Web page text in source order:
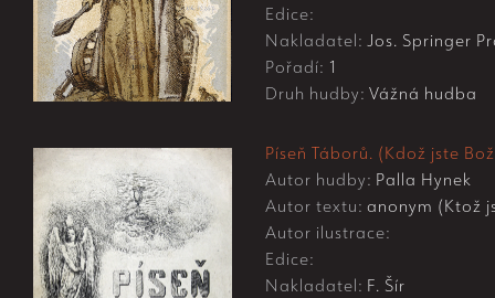
Edice:
Nakladatel: Jos. Springer
Pořadí: 1
Druh hudby: Vážná hudba
Píseň Táborů. (Kdož jste
Autor hudby: Palla Hynek
Autor textu: anonym (Ktož
Autor ilustrace:
Edice:
Nakladatel: F. Šír